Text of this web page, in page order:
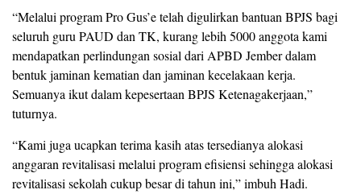
“Melalui program Pro Gus’e telah digulirkan bantuan BPJS bagi
seluruh guru PAUD dan TK, kurang lebih 5000 anggota kami
mendapatkan perlindungan sosial dari APBD Jember dalam
bentuk jaminan kematian dan jaminan kecelakaan kerja.
Semuanya ikut dalam kepesertaan BPJS Ketenagakerjaan,”
tuturnya.
“Kami juga ucapkan terima kasih atas tersedianya alokasi
anggaran revitalisasi melalui program efisiensi sehingga alokasi
revitalisasi sekolah cukup besar di tahun ini,” imbuh Hadi.